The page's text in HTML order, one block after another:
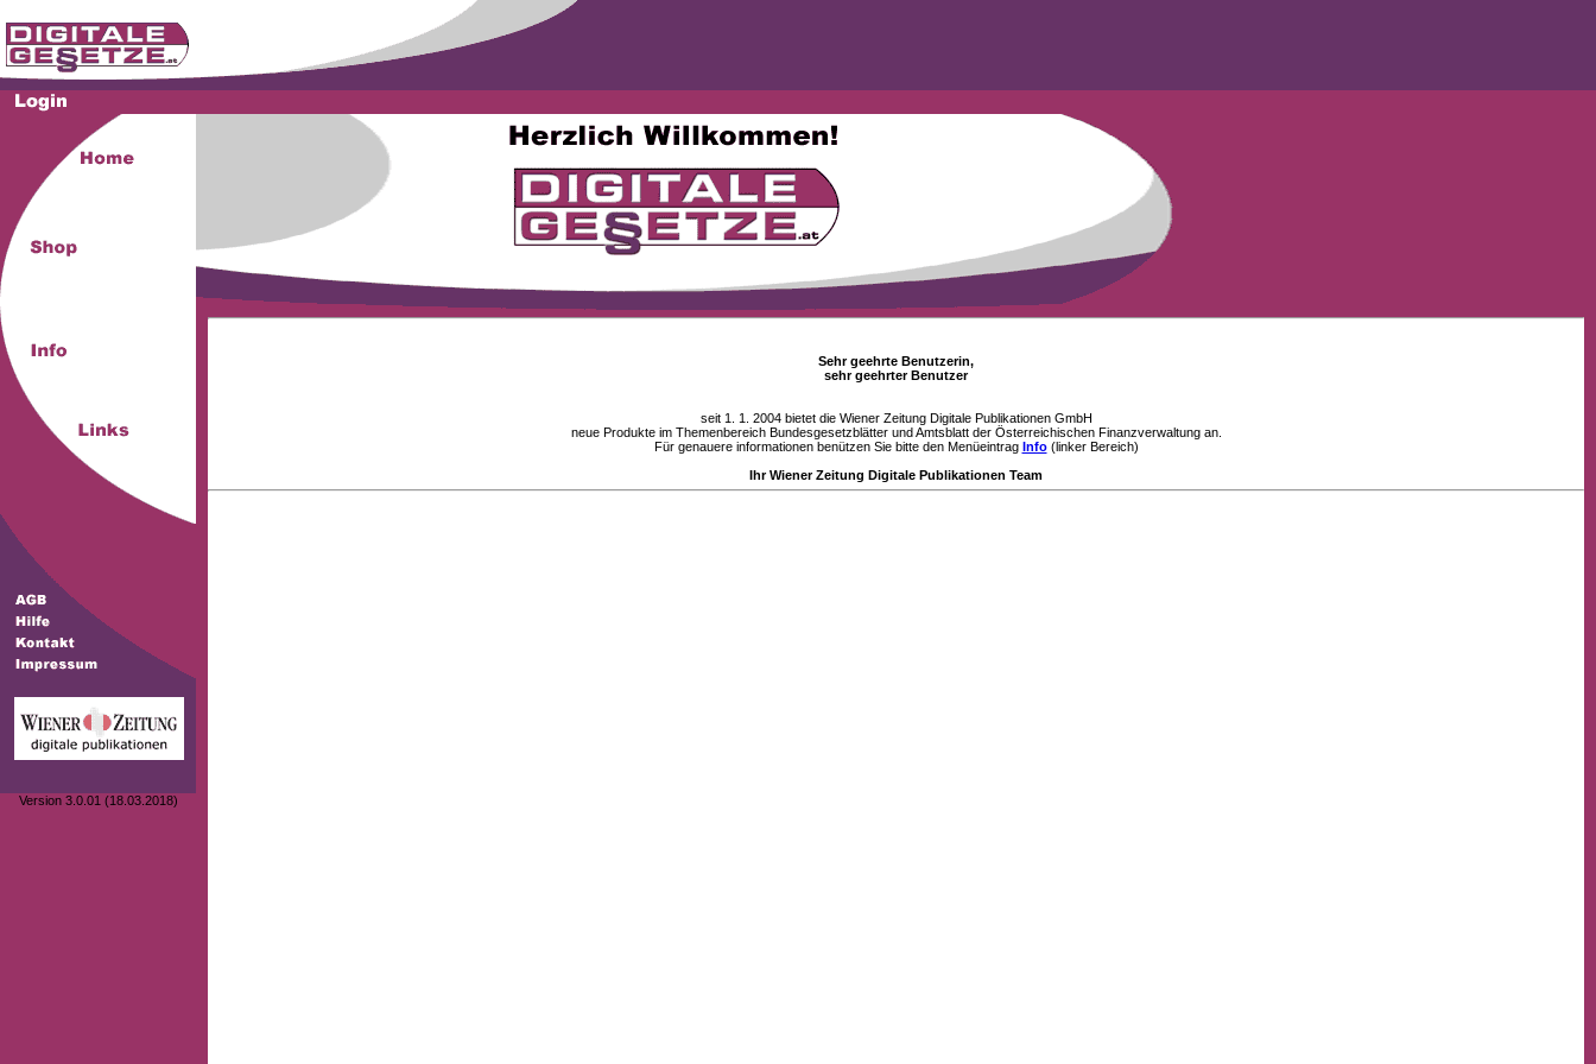
Version 3.0.01 (18.03.2018)
Sehr geehrte Benutzerin,
sehr geehrter Benutzer
seit 1. 1. 2004 bietet die Wiener Zeitung Digitale Publikationen GmbH
neue Produkte im Themenbereich Bundesgesetzblätter und Amtsblatt der Österreichischen Finanzverwaltung an.
Für genauere informationen benützen Sie bitte den Menüeintrag Info(linker Bereich)
Ihr Wiener Zeitung Digitale Publikationen Team